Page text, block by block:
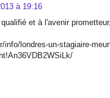
à 19:16
et à l'avenir
info/londres-un-stagiaire-